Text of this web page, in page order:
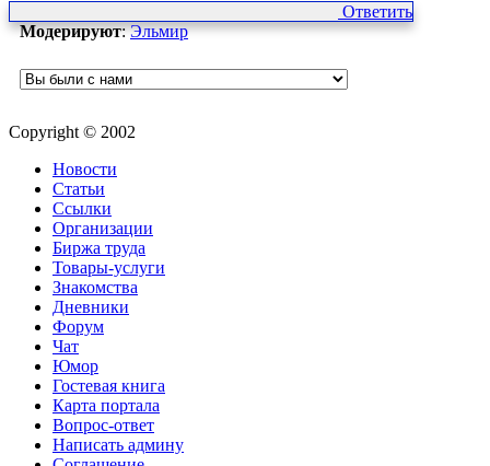
Ответить
Модерируют:Эльмир
Copyright © 2002
Новости
Статьи
Ссылки
Организации
Биржа труда
Товары-услуги
Знакомства
Дневники
Форум
Чат
Юмор
Гостевая книга
Карта портала
Вопрос-ответ
Написать админу